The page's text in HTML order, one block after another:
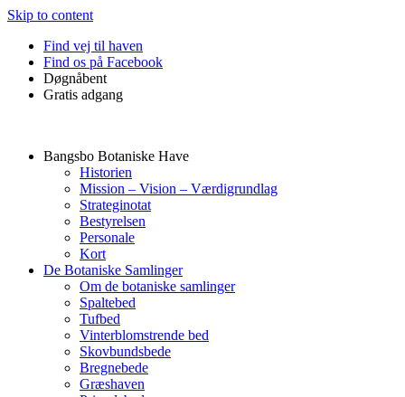
Skip to content
Find vej til haven
Find os på Facebook
Døgnåbent
Gratis adgang
Bangsbo Botaniske Have
Historien
Mission – Vision – Værdigrundlag
Strateginotat
Bestyrelsen
Personale
Kort
De Botaniske Samlinger
Om de botaniske samlinger
Spaltebed
Tufbed
Vinterblomstrende bed
Skovbundsbede
Bregnebede
Græshaven